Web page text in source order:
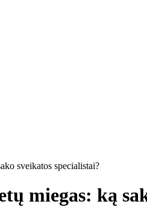
miegas: ką